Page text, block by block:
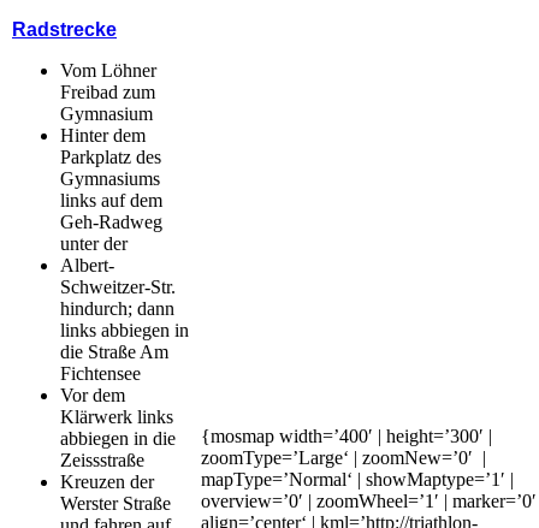
Radstrecke
Vom Löhner
Freibad zum
Gymnasium
Hinter dem
Parkplatz des
Gymnasiums
links auf dem
Geh-Radweg
unter der
Albert-
Schweitzer-Str.
hindurch; dann
links abbiegen in
die Straße Am
Fichtensee
Vor dem
Klärwerk links
abbiegen in die
Zeissstraße
Kreuzen der
Werster Straße
{mosmap width=’400′ | height=’300′ |
zoomType=’Large‘ | zoomNew=’0′ |
mapType=’Normal‘ | showMaptype=’1′ |
overview=’0′ | zoomWheel=’1′ |
align=’center‘ | kml=’http://triathlon-